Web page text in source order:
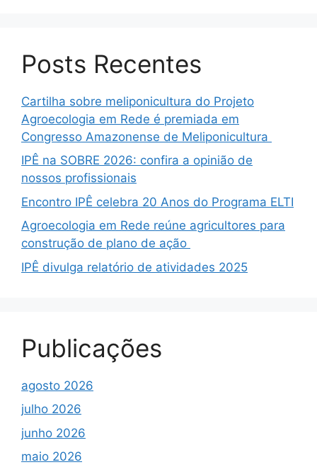
Posts Recentes
Cartilha sobre meliponicultura do Projeto
Agroecologia em Rede é premiada em
Congresso Amazonense de Meliponicultura
IPÊ na SOBRE 2026: confira a opinião de
nossos profissionais
Encontro IPÊ celebra 20 Anos do Programa ELTI
Agroecologia em Rede reúne agricultores para
construção de plano de ação
IPÊ divulga relatório de atividades 2025
Publicações
agosto 2026
julho 2026
junho 2026
maio 2026